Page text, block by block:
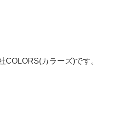
カラーズ)です。